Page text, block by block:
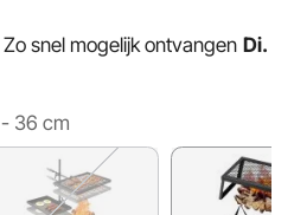
Zo snel mogelijk ontvangen Di.
36 cm